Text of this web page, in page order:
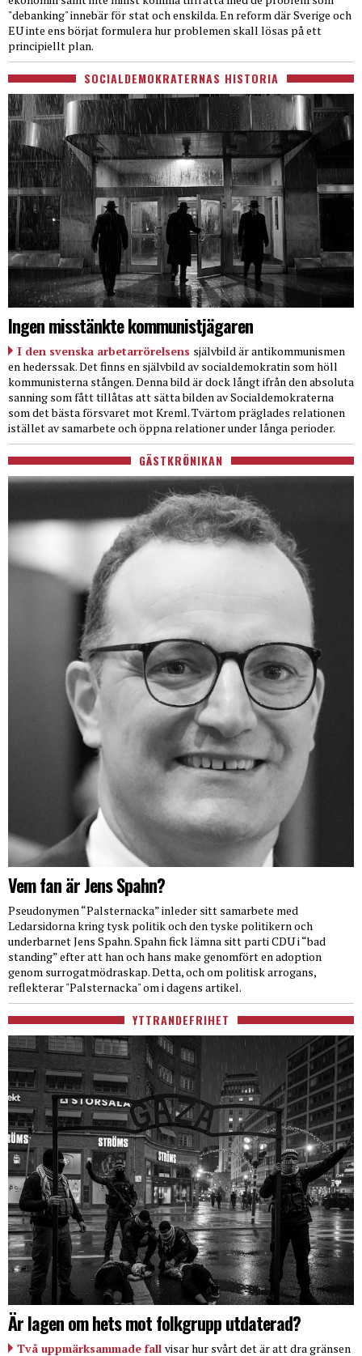
"debanking" innebär för stat och enskilda. En reform där Sverige och
EU inte ens börjat formulera hur problemen skall lösas på ett
principiellt plan.
SOCIALDEMOKRATERNAS HISTORIA
Ingen misstänkte kommunistjägaren
I den svenska arbetarrörelsens självbild är antikommunismen
en hederssak. Det finns en självbild av socialdemokratin som höll
kommunisterna stången. Denna bild är dock långt ifrån den absoluta
sanning som fått tillåtas att sätta bilden av Socialdemokraterna
som det bästa försvaret mot Kreml. Tvärtom präglades relationen
istället av samarbete och öppna relationer under långa perioder.
GÄSTKRÖNIKAN
Vem fan är Jens Spahn?
Pseudonymen “Palsternacka” inleder sitt samarbete med
Ledarsidorna kring tysk politik och den tyske politikern och
underbarnet Jens Spahn. Spahn fick lämna sitt parti CDU i “bad
standing” efter att han och hans make genomfört en adoption
genom surrogatmödraskap. Detta, och om politisk arrogans,
reflekterar "Palsternacka" om i dagens artikel.
YTTRANDEFRIHET
Är lagen om hets mot folkgrupp utdaterad?
Två uppmärksammade fall visar hur svårt det är att dra gränsen